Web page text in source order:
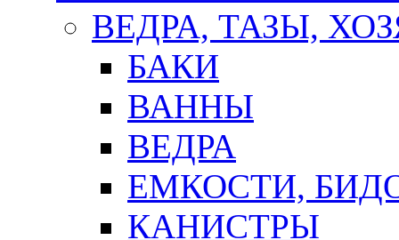
ВЕДРА, ТАЗЫ,
БАКИ
ВАННЫ
ВЕДРА
ЕМКОСТИ,
КАНИСТРЫ